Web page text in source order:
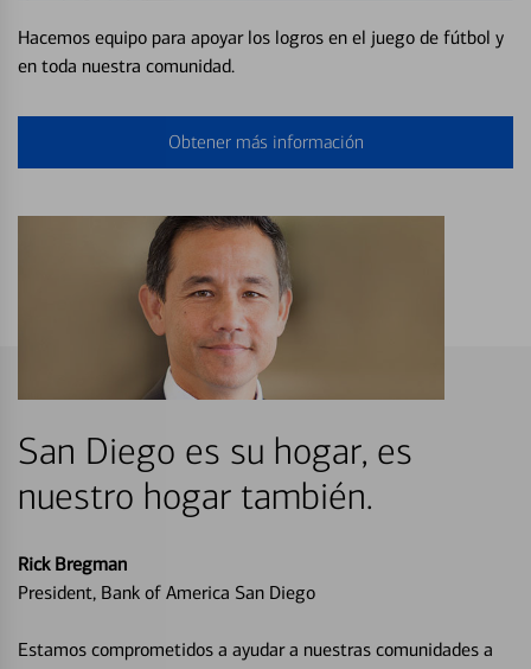
Hacemos equipo para apoyar los logros en el juego de fútbol y
en toda nuestra comunidad.
Obtener más información
San Diego es su hogar, es
nuestro hogar también.
Rick Bregman
President, Bank of America San Diego
Estamos comprometidos a ayudar a nuestras comunidades a